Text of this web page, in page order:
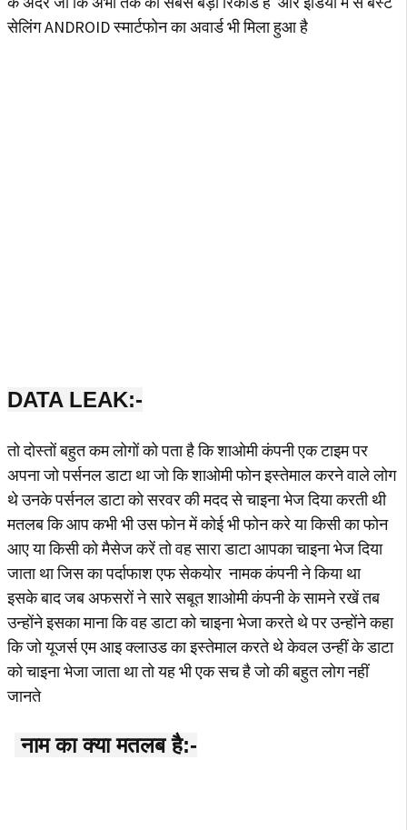
सेलिंग ANDROID स्मार्टफोन का अवार्ड भी मिला हुआ है
DATA LEAK:-
तो दोस्तों बहुत कम लोगों को पता है कि शाओमी कंपनी एक टाइम पर
अपना जो पर्सनल डाटा था जो कि शाओमी फोन इस्तेमाल करने वाले लोग
थे उनके पर्सनल डाटा को सरवर की मदद से चाइना भेज दिया करती थी
मतलब कि आप कभी भी उस फोन में कोई भी फोन करे या किसी का फोन
आए या किसी को मैसेज करें तो वह सारा डाटा आपका चाइना भेज दिया
जाता था जिस का पर्दाफाश एफ सेकयोर नामक कंपनी ने किया था
इसके बाद जब अफसरों ने सारे सबूत शाओमी कंपनी के सामने रखें तब
उन्होंने इसका माना कि वह डाटा को चाइना भेजा करते थे पर उन्होंने कहा
कि जो यूजर्स एम आइ क्लाउड का इस्तेमाल करते थे केवल उन्हीं के डाटा
को चाइना भेजा जाता था तो यह भी एक सच है जो की बहुत लोग नहीं
जानते
नाम का क्या मतलब है:-